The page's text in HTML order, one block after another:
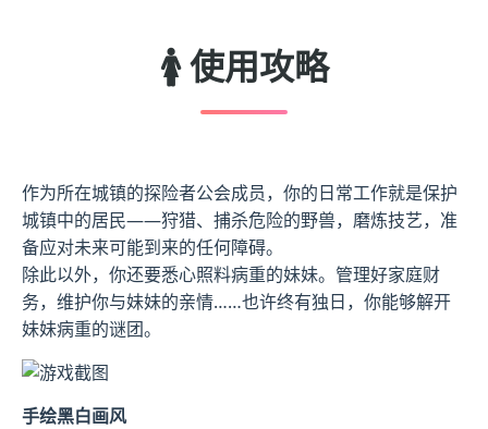
🚺 使用攻略
作为所在城镇的探险者公会成员，你的日常工作就是保护
城镇中的居民——狩猎、捕杀危险的野兽，磨炼技艺，准
备应对未来可能到来的任何障碍。
除此以外，你还要悉心照料病重的妹妹。管理好家庭财
务，维护你与妹妹的亲情……也许终有独日，你能够解开
妹妹病重的谜团。
手绘黑白画风